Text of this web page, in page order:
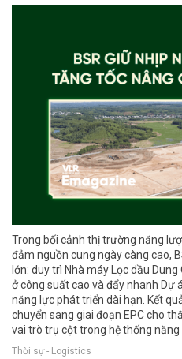
Trong bối cảnh thị trường năng
đảm nguồn cung ngày càng cao,
lớn: duy trì Nhà máy Lọc dầu
ở công suất cao và đẩy nhanh Dự
năng lực phát triển dài hạn. Kết
chuyển sang giai đoạn EPC cho
vai trò trụ cột trong hệ thống năng
Thời sự - Logistics